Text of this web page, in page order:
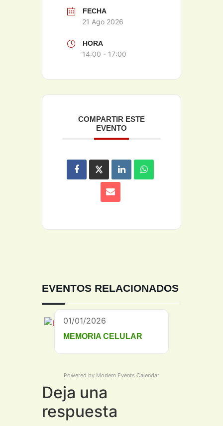
FECHA
21 Ago 2026
HORA
14:00 - 17:00
COMPARTIR ESTE
EVENTO
EVENTOS RELACIONADOS
01/01/2026
MEMORIA CELULAR
Powered by Modern Events Calendar
Deja una
respuesta